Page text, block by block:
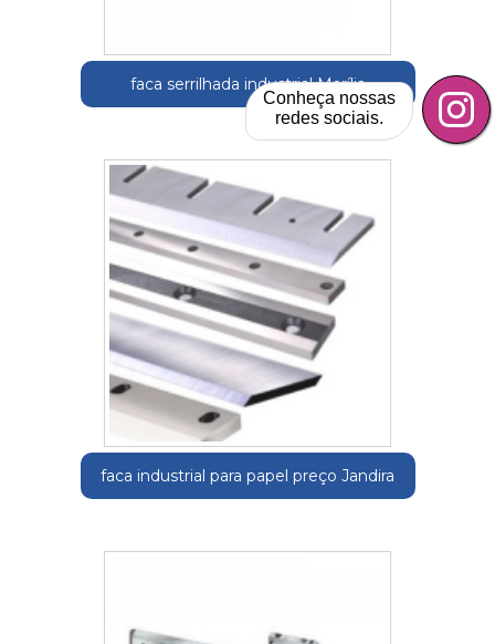
faca serrilhada industrial Marília
faca industrial para papel preço Jandira
Conheça nossas
redes sociais.